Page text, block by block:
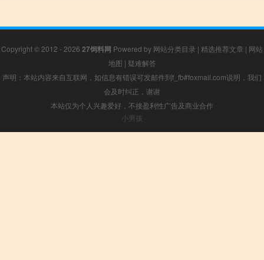
Copyright © 2012 - 2026 27饲料网 Powered by 网站分类目录 | 精选推荐文章 | 网站
地图 | 疑难解答
声明：本站内容来自互联网，如信息有错误可发邮件到f_fb#foxmail.com说明，我们
会及时纠正，谢谢
本站仅为个人兴趣爱好，不接盈利性广告及商业合作
小男孩